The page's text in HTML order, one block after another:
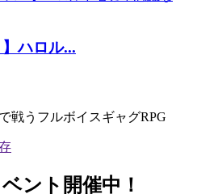
】ハロル...
戦うフルボイスギャグRPG
ント開催中！